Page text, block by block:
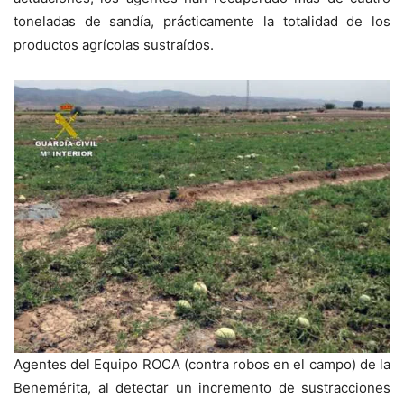
toneladas de sandía, prácticamente la totalidad de los
productos agrícolas sustraídos.
Agentes del Equipo ROCA (contra robos en el campo) de la
Benemérita, al detectar un incremento de sustracciones